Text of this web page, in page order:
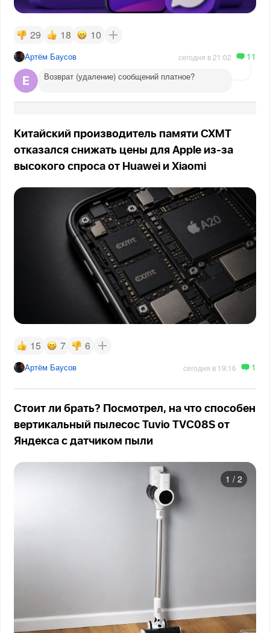
29 18 10
Артём Баусов сегодня в 21:02 11
Возврат (удаление) сообщений платное?
Китайский производитель памяти CXMT
отказался снижать цены для Apple из-за
высокого спроса от Huawei и Xiaomi
15 7 6
Артём Баусов сегодня в 19:16 1
Стоит ли брать? Посмотрел, на что способен
вертикальный пылесос Tuvio TVC08S от
Яндекса с датчиком пыли
1 / 2